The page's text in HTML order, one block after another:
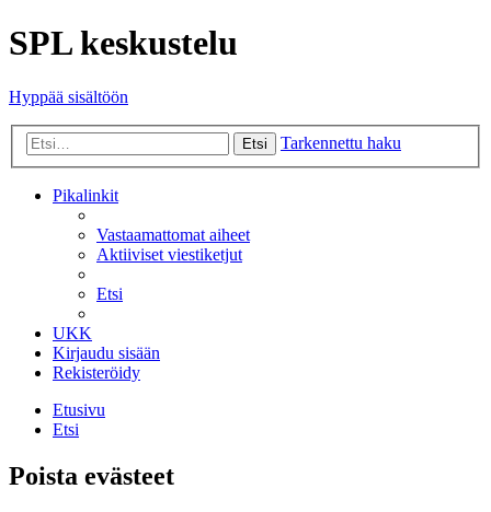
SPL keskustelu
Hyppää sisältöön
Etsi Tarkennettu haku
Pikalinkit
Vastaamattomat aiheet
Aktiiviset viestiketjut
Etsi
UKK
Kirjaudu sisään
Rekisteröidy
Etusivu
Etsi
Poista evästeet